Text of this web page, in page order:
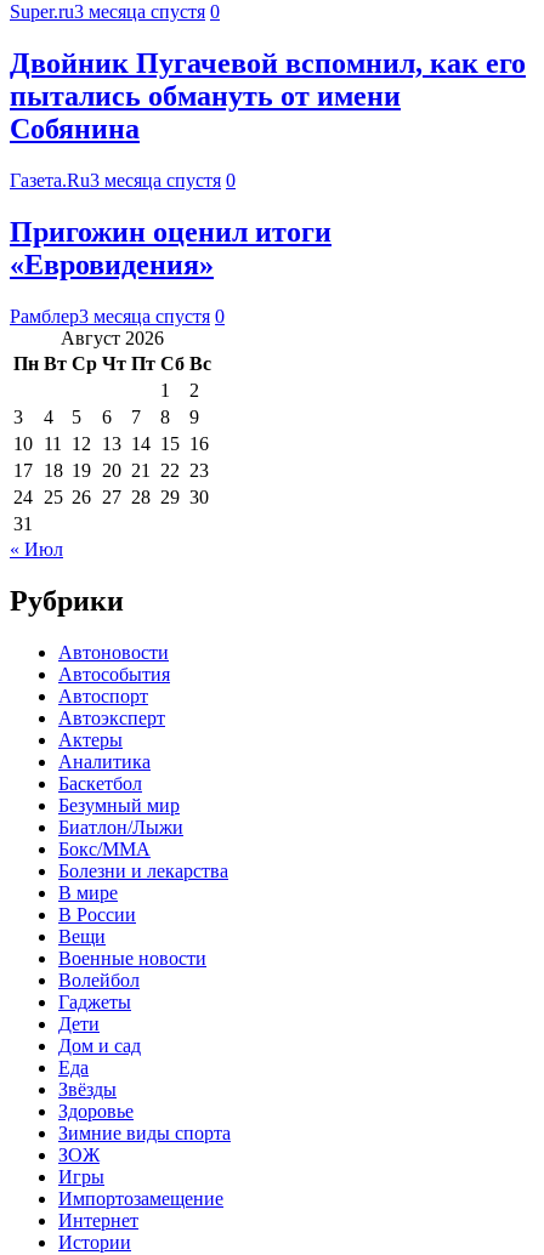
Super.ru3 месяца спустя 0
Двойник Пугачевой вспомнил, как его
пытались обмануть от имени
Собянина
Газета.Ru3 месяца спустя 0
Пригожин оценил итоги
«Евровидения»
Рамблер3 месяца спустя 0
Август 2026
Пн Вт Ср Чт Пт Сб Вс
1
2
3
4 5 6 7 8
9
10 11 12 13 14 15 16
17 18 19 20 21 22 23
24 25 26 27 28 29 30
31
« Июл
Рубрики
Автоновости
Автособытия
Автоспорт
Автоэксперт
Актеры
Аналитика
Баскетбол
Безумный мир
Биатлон/Лыжи
Бокс/MMA
Болезни и лекарства
В мире
В России
Вещи
Военные новости
Волейбол
Гаджеты
Дети
Дом и сад
Еда
Звёзды
Здоровье
Зимние виды спорта
ЗОЖ
Игры
Импортозамещение
Интернет
Истории